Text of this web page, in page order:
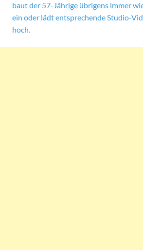
baut der 57-Jährige übrigens immer
ein oder lädt entsprechende Studio-
hoch.